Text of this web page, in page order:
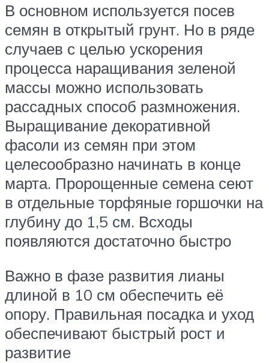
В основном используется посев
семян в открытый грунт. Но в ряде
случаев с целью ускорения
процесса наращивания зеленой
массы можно использовать
рассадных способ размножения.
Выращивание декоративной
фасоли из семян при этом
целесообразно начинать в конце
марта. Пророщенные семена сеют
в отдельные торфяные горшочки на
глубину до 1,5 см. Всходы
появляются достаточно быстро
Важно в фазе развития лианы
длиной в 10 см обеспечить её
опору. Правильная посадка и уход
обеспечивают быстрый рост и
развитие